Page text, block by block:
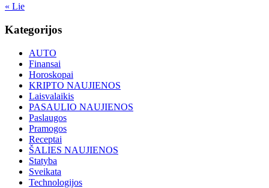
« Lie
Kategorijos
AUTO
Finansai
Horoskopai
KRIPTO NAUJIENOS
Laisvalaikis
PASAULIO NAUJIENOS
Paslaugos
Pramogos
Receptai
ŠALIES NAUJIENOS
Statyba
Sveikata
Technologijos